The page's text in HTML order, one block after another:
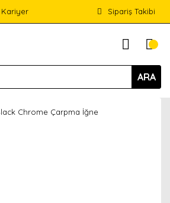
Kariyer Sipariş Takibi
ARA